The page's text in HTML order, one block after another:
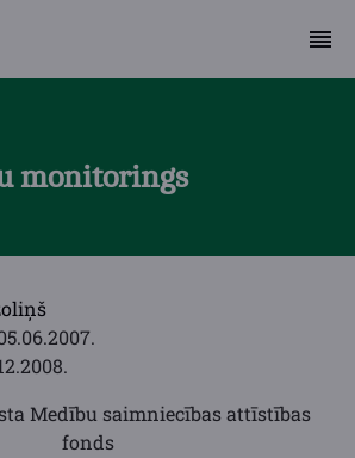
monitorings
Medību saimniecības attīstības
fonds